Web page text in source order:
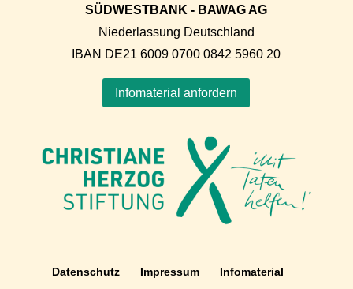
SÜDWESTBANK - BAWAG AG
Niederlassung Deutschland
IBAN DE21 6009 0700 0842 5960 20
Infomaterial anfordern
Datenschutz Impressum Infomaterial